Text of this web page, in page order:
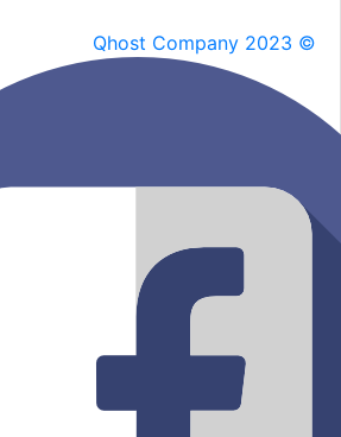
Qhost Company 2023 ©